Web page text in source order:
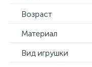
Возраст
Материал
Вид игрушки